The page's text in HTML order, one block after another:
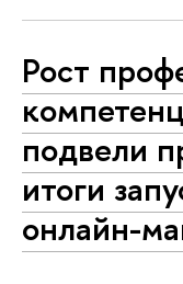
Рост
подвели
итоги
онлайн-